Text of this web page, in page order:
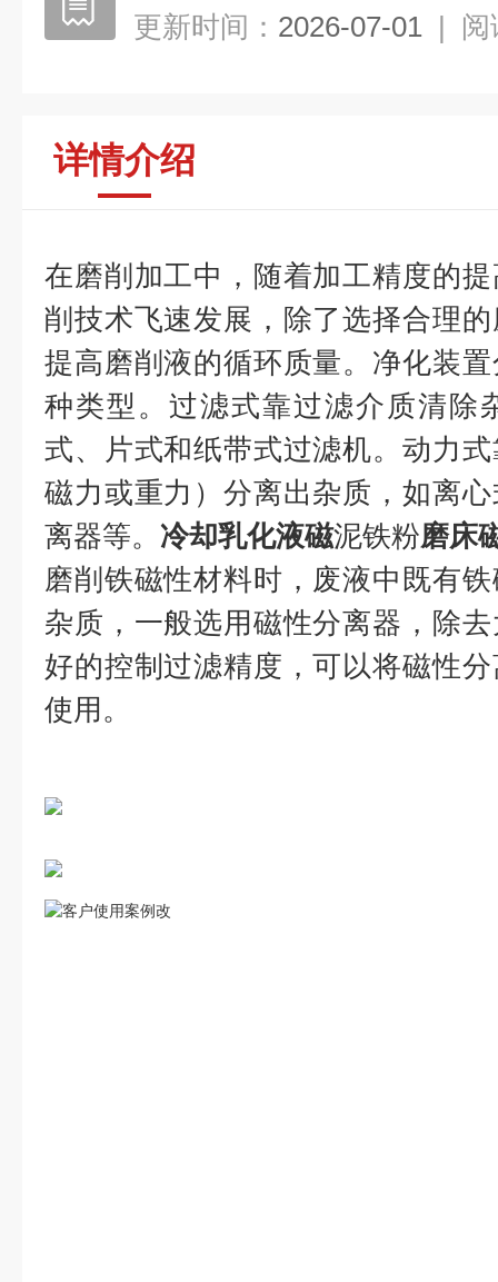
更新时间： 2026-07-01 | 阅
详情介绍
在磨削加工中，随着加工精度的
削技术飞速发展，除了选择合理
提高磨削液的循环质量。净化装
种类型。过滤式靠过滤介质清除
式、片式和纸带式过滤机。动力
磁力或重力）分离出杂质，如离
离器等。 冷却乳化液磁泥铁粉磨床
磨削铁磁性材料时，废液中既有
杂质，一般选用磁性分离器，除
好的控制过滤精度，可以将磁性
使用。